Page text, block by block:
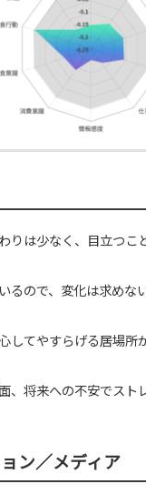
りは少なく、目立つこ
るので、変化は求めな
してやすらげる居場所
、将来への不安でスト
ン／メディア